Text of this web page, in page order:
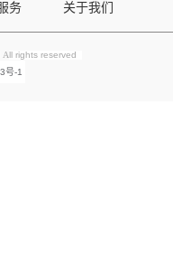
务 关于我们
All rights reserved
号-1